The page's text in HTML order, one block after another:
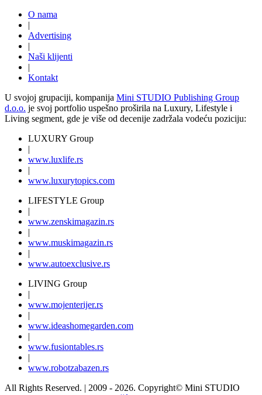
O nama
|
Advertising
|
Naši klijenti
|
Kontakt
U svojoj grupaciji, kompanija Mini STUDIO Publishing Group
d.o.o. je svoj portfolio uspešno proširila na Luxury, Lifestyle i
Living segment, gde je više od decenije zadržala vodeću poziciju:
LUXURY Group
|
www.luxlife.rs
|
www.luxurytopics.com
LIFESTYLE Group
|
www.zenskimagazin.rs
|
www.muskimagazin.rs
|
www.autoexclusive.rs
LIVING Group
|
www.mojenterijer.rs
|
www.ideashomegarden.com
|
www.fusiontables.rs
|
www.robotzabazen.rs
All Rights Reserved. | 2009 - 2026. Copyright© Mini STUDIO